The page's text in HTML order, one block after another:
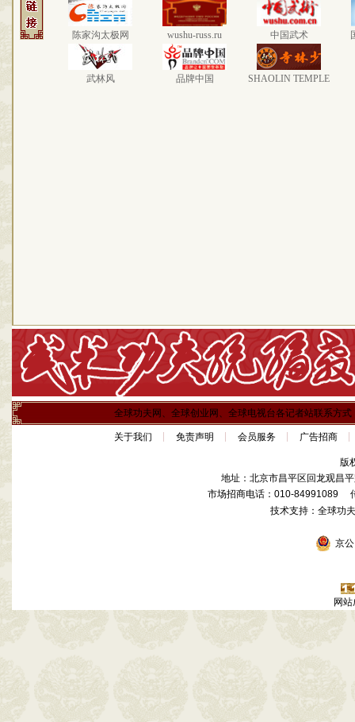
陈家沟太极网 wushu-russ.ru 中国武术
武林风 品牌中国 SHAOLIN TEMPLE
全球功夫网、全球创业网、全球电视台各记者站联系方式
关于我们 免责声明 会员服务 广告招商
版
地址：北京市昌平区回龙观昌
市场招商电话：010-84991089
技术支持：全球
京公
网